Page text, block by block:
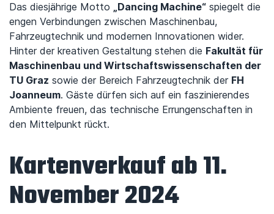
Das diesjährige Motto „Dancing Machine“ spiegelt die
engen Verbindungen zwischen Maschinenbau,
Fahrzeugtechnik und modernen Innovationen wider.
Hinter der kreativen Gestaltung stehen die Fakultät für
Maschinenbau und Wirtschaftswissenschaften der
TU Graz sowie der Bereich Fahrzeugtechnik der FH
Joanneum. Gäste dürfen sich auf ein faszinierendes
Ambiente freuen, das technische Errungenschaften in
den Mittelpunkt rückt.
Kartenverkauf ab 11.
November 2024